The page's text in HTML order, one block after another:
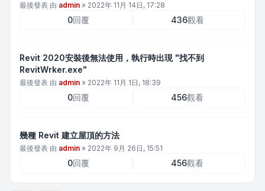
最後發表 由 admin » 2022年 11月 14日, 17:28
0回覆 436觀看
Revit 2020安裝後無法使用，執行時出現 "找不到
RevitWrker.exe"
最後發表 由 admin » 2022年 11月 1日, 18:39
0回覆 456觀看
幾種 Revit 建立屋頂的方法
最後發表 由 admin » 2022年 9月 26日, 15:51
0回覆 456觀看